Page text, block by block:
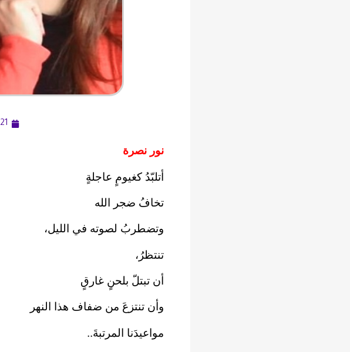
نور نصرة
أتلبّدُ كغيومٍ عاجلةٍ
تخافُ ضجر الله
وتضطربُ لصوته في الليل،‏
تنتظرُ،‏
أن تبتلّ بلحنٍ غارقٍ‏
وأن تنتزعَ من ضفاف هذا النهر‏
مواعيدَنا المرتبةَ..‏